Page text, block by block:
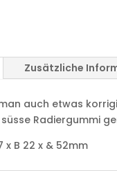
Zusätzliche
auch etwas
Radiergummi
x B 22 x & 52mm